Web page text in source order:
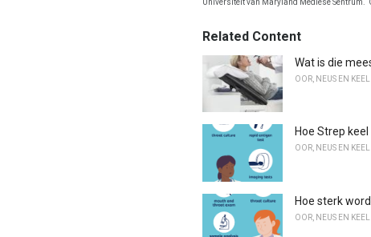
Universiteit van Maryland Mediese Sentrum.
Related Content
Wat is die
OOR, NEUS EN KEEL
Hoe Strep
OOR, NEUS EN KEEL
Hoe sterk
OOR, NEUS EN KEEL